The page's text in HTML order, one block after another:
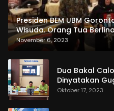
Presiden BEM UBM
Wisuda. Orang Tua
dan Pemasangan
November 6, 2023
Dua Bakal
Dinyatakan
Oktober 17, 2023